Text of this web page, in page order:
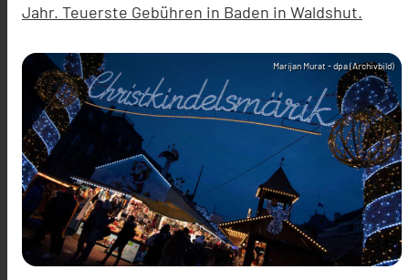
Jahr. Teuerste Gebühren in Baden in Waldshut.
Marijan Murat - dpa (Archivbild)